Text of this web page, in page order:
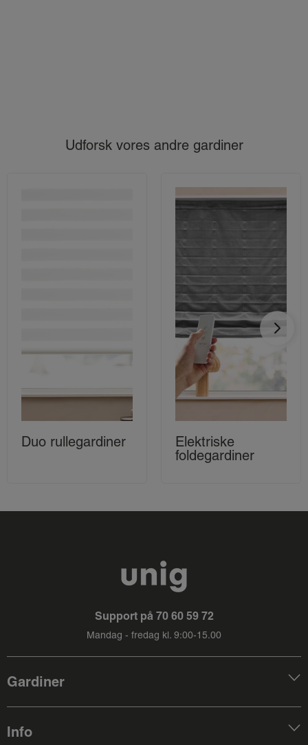
Udforsk vores andre gardiner
Duo rullegardiner
Elektriske
foldegardiner
Support på 70 60 59 72
Mandag - fredag kl. 9:00-15.00
Gardiner
Info